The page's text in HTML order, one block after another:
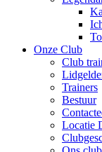
Onze Club
Club
Trainers
Bestuur
Locatie